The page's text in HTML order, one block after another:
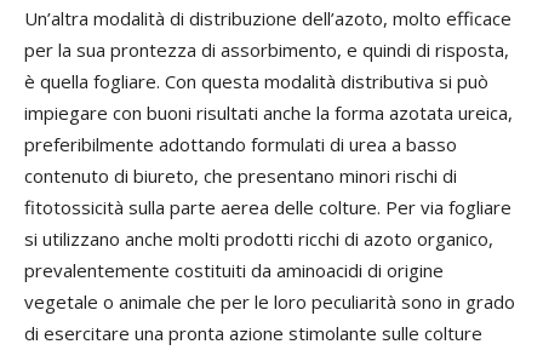
Un’altra modalità di distribuzione dell’azoto, molto efficace
per la sua prontezza di assorbimento, e quindi di risposta,
è quella fogliare. Con questa modalità distributiva si può
impiegare con buoni risultati anche la forma azotata ureica,
preferibilmente adottando formulati di urea a basso
contenuto di biureto, che presentano minori rischi di
fitotossicità sulla parte aerea delle colture. Per via fogliare
si utilizzano anche molti prodotti ricchi di azoto organico,
prevalentemente costituiti da aminoacidi di origine
vegetale o animale che per le loro peculiarità sono in grado
di esercitare una pronta azione stimolante sulle colture